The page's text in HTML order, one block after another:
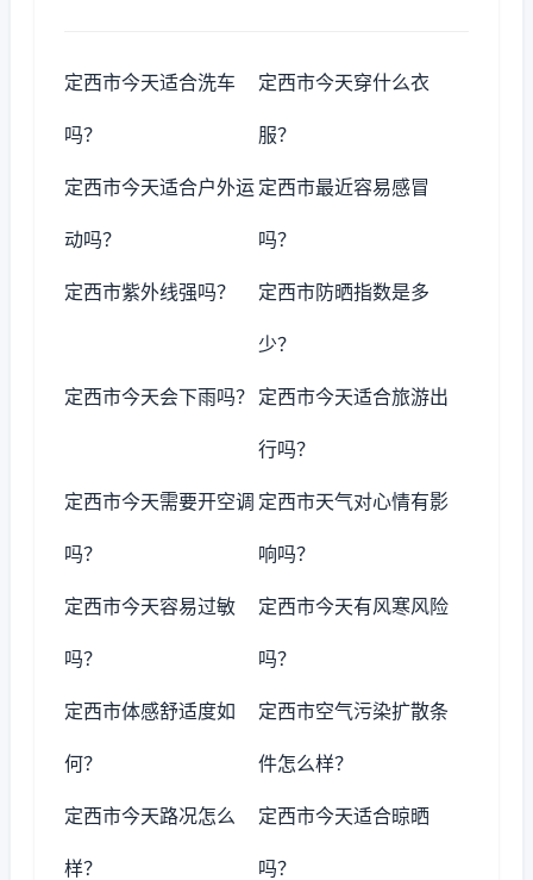
定西市今天适合洗车
吗？
定西市今天穿什么衣
服？
定西市今天适合户外运
动吗？
定西市最近容易感冒
吗？
定西市紫外线强吗？ 定西市防晒指数是多
少？
定西市今天会下雨吗？ 定西市今天适合旅游出
行吗？
定西市今天需要开空调
吗？
定西市天气对心情有影
响吗？
定西市今天容易过敏
吗？
定西市今天有风寒风险
吗？
定西市体感舒适度如
何？
定西市空气污染扩散条
件怎么样？
定西市今天路况怎么
样？
定西市今天适合晾晒
吗？